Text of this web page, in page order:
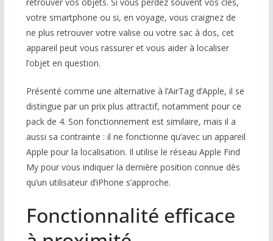
votre smartphone ou si, en voyage, vous craignez de
ne plus retrouver votre valise ou votre sac à dos, cet
appareil peut vous rassurer et vous aider à localiser
l’objet en question.
Présenté comme une alternative à l’AirTag d’Apple, il se
distingue par un prix plus attractif, notamment pour ce
pack de 4. Son fonctionnement est similaire, mais il a
aussi sa contrainte : il ne fonctionne qu’avec un appareil
Apple pour la localisation. Il utilise le réseau Apple Find
My pour vous indiquer la dernière position connue dès
qu’un utilisateur d’iPhone s’approche.
Fonctionnalité efficace